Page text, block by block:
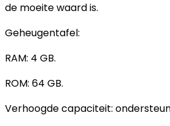
de moeite waard is.
Geheugentafel:
RAM: 4 GB.
ROM: 64 GB.
Verhoogde capaciteit: